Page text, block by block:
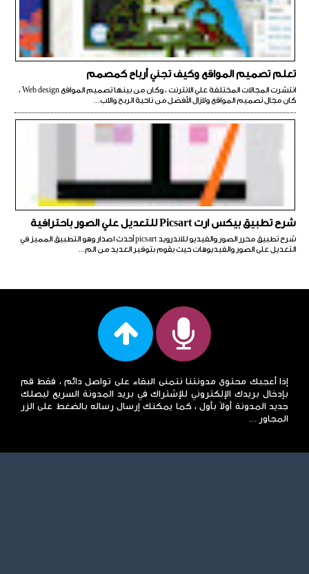
تعلم تصميم المواقع وكيف تجني أرباح كمصمم
انتشرت المجالات المختلفة علي الانترنت ، وكان من بينها تصميم المواقع Web design ،
كان مجال تصميم المواقع ولازال الأفضل من ناحية الربح والاب...
شرح تطبيق بيكس ارت Picsart للتعديل علي الصور باحترافية
شرح تطبيق محرر الصور والفيديو للاندرويد picsart أحدث اصدار وهو التطبيق المميز في
التعديل على الصور والفيديوهات حيث يقوم بتوفير العديد من الم...
إذا أعجبك محتوى مدونتنا نتمنى البقاء على تواصل دائم ، فقط قم
بإدخال بريدك الإلكتروني للإشتراك في بريد المدونة السريع ليصلك
جديد المدونة أولاً بأول ، كما يمكنك إرسال رساله بالضغط على الزر
المجاور ...